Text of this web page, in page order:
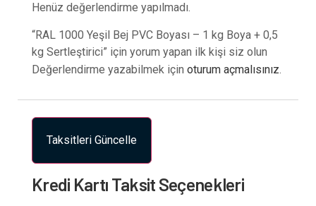
Henüz değerlendirme yapılmadı.
“RAL 1000 Yeşil Bej PVC Boyası – 1 kg Boya + 0,5
kg Sertleştirici” için yorum yapan ilk kişi siz olun
Değerlendirme yazabilmek için oturum açmalısınız.
Taksitleri Güncelle
Kredi Kartı Taksit Seçenekleri